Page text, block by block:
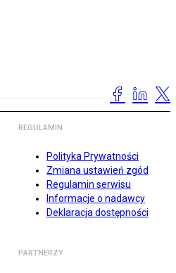
REGULAMIN
Polityka Prywatności
Zmiana ustawień zgód
Regulamin serwisu
Informacje o nadawcy
Deklaracja dostępności
PARTNERZY